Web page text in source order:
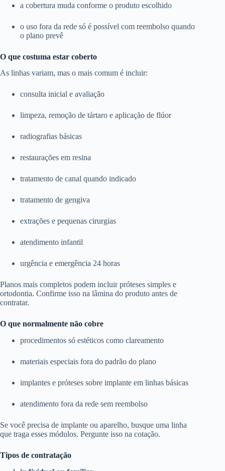
a cobertura muda conforme o produto escolhido
o uso fora da rede só é possível com reembolso quando
o plano prevê
O que costuma estar coberto
As linhas variam, mas o mais comum é incluir:
consulta inicial e avaliação
limpeza, remoção de tártaro e aplicação de flúor
radiografias básicas
restaurações em resina
tratamento de canal quando indicado
tratamento de gengiva
extrações e pequenas cirurgias
atendimento infantil
urgência e emergência 24 horas
Planos mais completos podem incluir próteses simples e
ortodontia. Confirme isso na lâmina do produto antes de
contratar.
O que normalmente não cobre
procedimentos só estéticos como clareamento
materiais especiais fora do padrão do plano
implantes e próteses sobre implante em linhas básicas
atendimento fora da rede sem reembolso
Se você precisa de implante ou aparelho, busque uma linha
que traga esses módulos. Pergunte isso na cotação.
Tipos de contratação